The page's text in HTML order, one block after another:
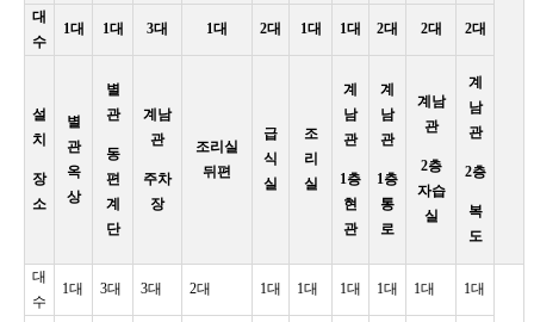
대
수
1대 1대 3대 1대 2대 1대 1대 2대 2대 2대
설
치
장
소
별
관
옥
상
별
관
동
편
계
단
계남
관
주차
장
조리실
뒤편
급
식
실
조
리
실
계
남
관
1층
현
관
계
남
관
1층
통
로
계남
관
2층
자습
실
계
남
관
2층
복
도
대
수
1대 3대 3대 2대 1대 1대 1대 1대 1대 1대